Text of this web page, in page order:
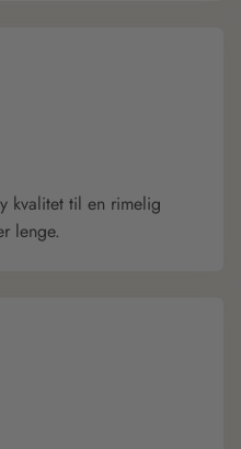
kvalitet til en rimelig
lenge.